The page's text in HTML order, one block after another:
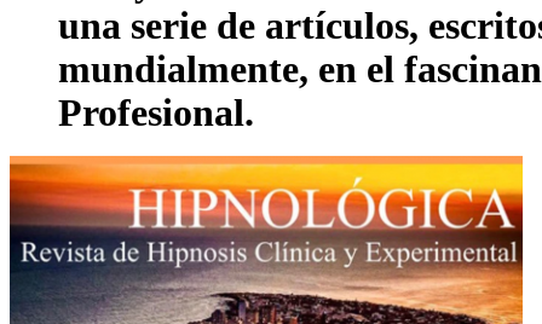
una serie de artículos,
mundialmente, en el
Profesional.